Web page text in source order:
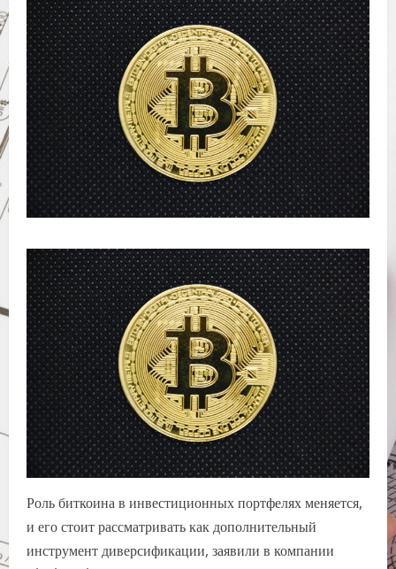
Роль биткоина в инвестиционных портфелях меняется,
и его стоит рассматривать как дополнительный
инструмент диверсификации, заявили в компании